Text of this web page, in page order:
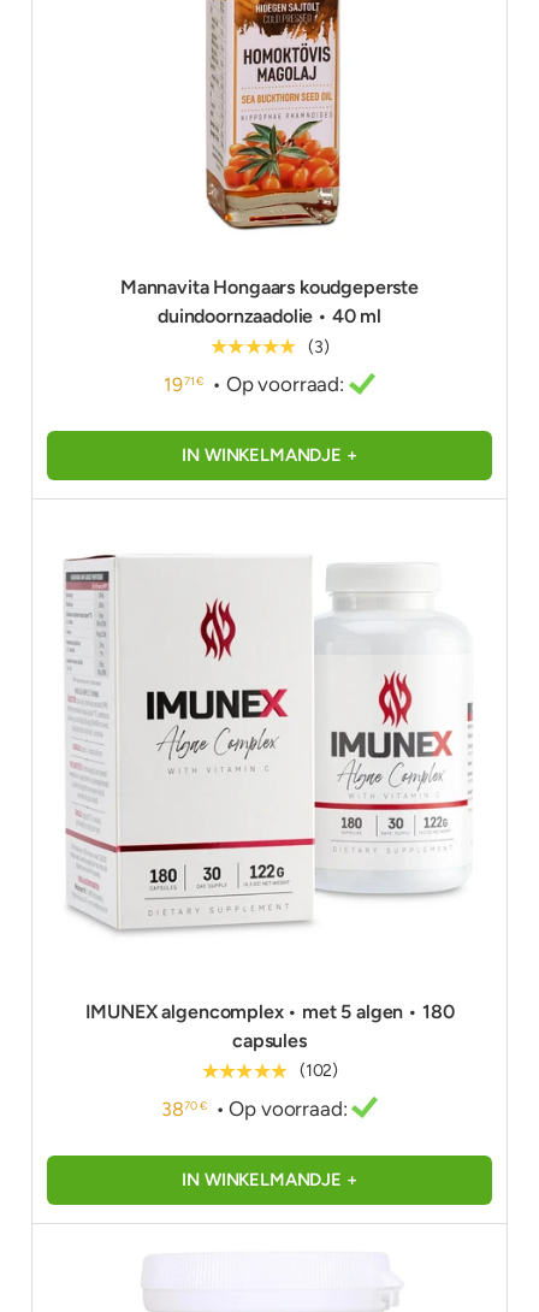
Mannavita Hongaars koudgeperste
duindoornzaadolie • 40 ml
★★★★★ (3)
1971 € • Op voorraad:
IN WINKELMANDJE +
IMUNEX algencomplex • met 5 algen • 180
capsules
★★★★★ (102)
3870 € • Op voorraad:
IN WINKELMANDJE +